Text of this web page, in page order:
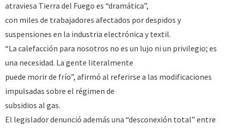
atraviesa Tierra del Fuego es “dramática”,
con miles de trabajadores afectados por despidos y
suspensiones en la industria electrónica y textil.
“La calefacción para nosotros no es un lujo ni un privilegio; es
una necesidad. La gente literalmente
puede morir de frío”, afirmó al referirse a las modificaciones
impulsadas sobre el régimen de
subsidios al gas.
El legislador denunció además una “desconexión total” entre